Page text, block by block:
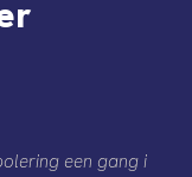
een gang i